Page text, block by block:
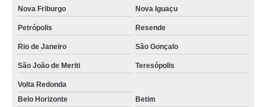
Nova Friburgo Nova Iguaçu
Petrópolis Resende
Rio de Janeiro São Gonçalo
São João de Meriti Teresópolis
Volta Redonda
Belo Horizonte
Betim